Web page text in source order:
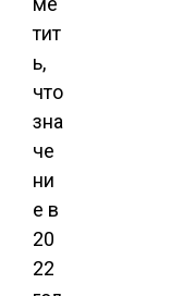
тит
ь,
что
зна
че
ни
е в
20
22